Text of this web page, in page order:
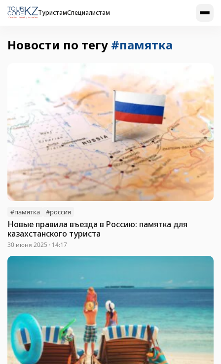
ТуристамСпециалистам
Новости по тегу #памятка
#памятка #россия
Новые правила въезда в Россию: памятка для
казахстанского туриста
30 июня 2025 · 14:17